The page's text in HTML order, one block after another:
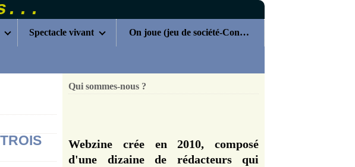
Spectacle vivant On joue (jeu de société-Concours)
Qui sommes-nous ?
Webzine crée en 2010, composé
d'une dizaine de rédacteurs qui